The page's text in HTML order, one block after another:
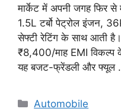
मार्केट में अपनी जगह फिर
1.5L टर्बो पेट्रोल इंजन,
सेफ्टी रेटिंग के साथ आती
₹8,400/माह EMI विकल्प
यह बजट-फ्रेंडली और फ्यूल
Categories
Automobile